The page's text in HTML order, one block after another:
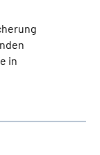
in